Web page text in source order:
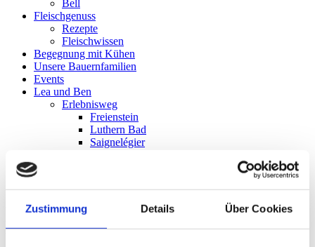
Zustimmung Details Über Cookies
Bell
Fleischgenuss
Rezepte
Fleischwissen
Begegnung mit Kühen
Unsere Bauernfamilien
Events
Lea und Ben
Erlebnisweg
Freienstein
Luthern Bad
Saignelégier
Kochen mit Natura-Beef und